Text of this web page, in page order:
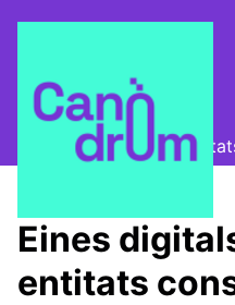
Canòdrom Obert
Eines digitals per a
Eines
entitats